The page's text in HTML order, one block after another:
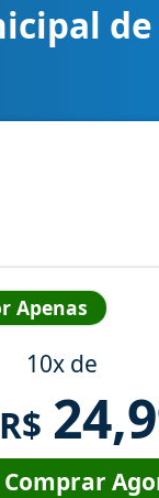
de
Apenas
10x de
R$
Comprar